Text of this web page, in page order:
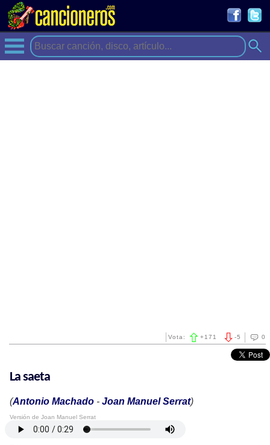
0
-5
Vota: +171
La saeta
(Antonio Machado - Joan Manuel Serrat)
Versión de Joan Manuel Serrat